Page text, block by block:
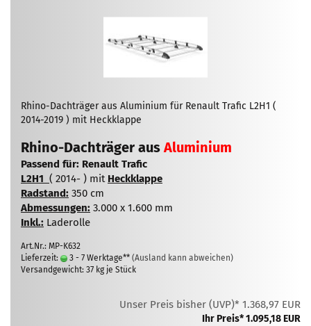
Rhino-Dachträger aus Aluminium für Renault Trafic L2H1 (
2014-2019 ) mit Heckklappe
Rhino-Dachträger ausAluminium
Passend für: Renault Trafic
L2H1 ( 2014- ) mit Heckklappe
Radstand: 350 cm
Abmessungen: 3.000 x 1.600 mm
Inkl.: Laderolle
Art.Nr.: MP-K632
Lieferzeit:
3 - 7 Werktage** (Ausland kann abweichen)
Versandgewicht: 37 kg je Stück
Unser Preis bisher (UVP)* 1.368,97 EUR
Ihr Preis* 1.095,18 EUR